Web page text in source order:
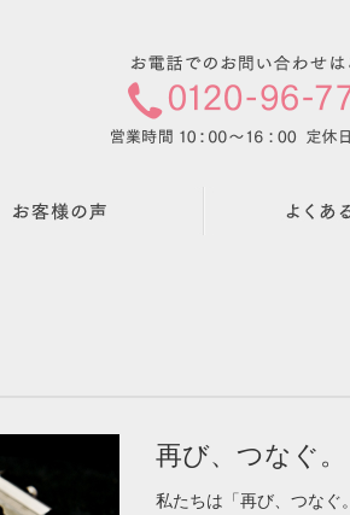
再び、つなぐ。
私たちは「再び、つなぐ